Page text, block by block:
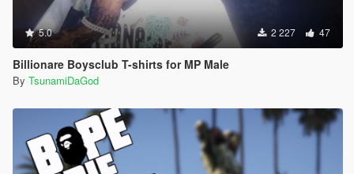
5.0 2 227 47
Billionare Boysclub T-shirts for MP Male
By TsunamiDaGod